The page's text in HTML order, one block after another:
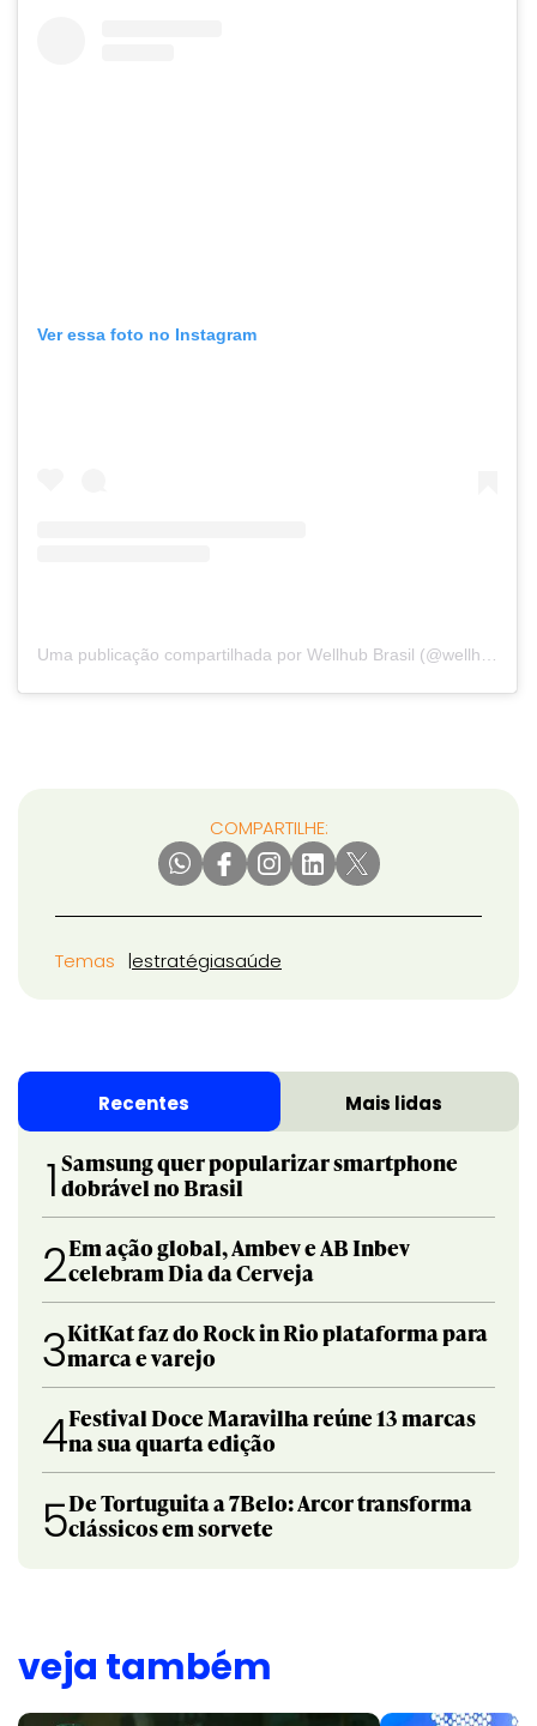
Ver essa foto no Instagram
Uma publicação compartilhada por Wellhub Brasil (@wellhub_br)
COMPARTILHE:
Temas estratégiasaúde
Recentes Mais lidas
1 Samsung quer popularizar smartphone
dobrável no Brasil
2Em ação global, Ambev e AB Inbev
celebram Dia da Cerveja
3KitKat faz do Rock in Rio plataforma para
marca e varejo
4Festival Doce Maravilha reúne 13 marcas
na sua quarta edição
5De Tortuguita a 7Belo: Arcor transforma
clássicos em sorvete
veja também